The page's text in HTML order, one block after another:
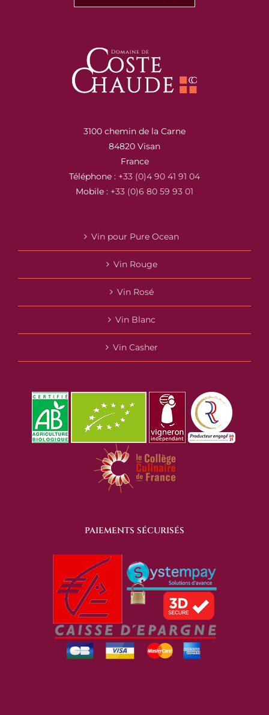
3100 chemin de la Carne
84820 Visan
France
Téléphone : +33 (0)4 90 41 91 04
Mobile : +33 (0)6 80 59 93 01
Vin pour Pure Ocean
Vin Rouge
Vin Rosé
Vin Blanc
Vin Casher
PAIEMENTS SÉCURISÉS